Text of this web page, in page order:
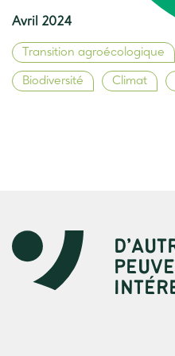
Avril 2024
Transition agroécologique
Biodiversité Climat